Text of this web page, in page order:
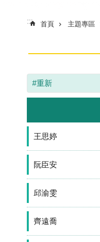
::: 首頁 主題專區
#重新
王思婷
阮臣安
邱渝雯
齊遠喬